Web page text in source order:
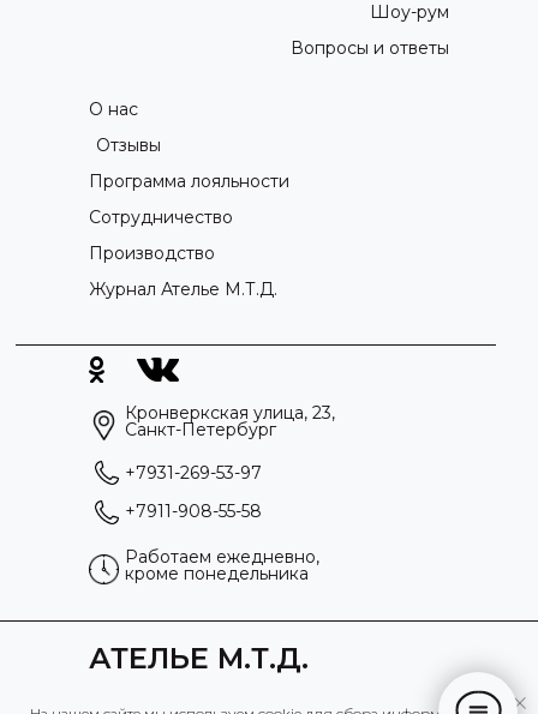
О нас
+7931-269-53-97
Отзывы
Производство
Сотрудничество
АТЕЛЬЕ М.Т.Д.
+7911-908-55-58
Работаем ежедневно,
кроме понедельника
Кронверкская улица, 23,
Санкт-Петербург
Программа лояльности
Шоу-рум
Вопросы и ответы
Журнал Ателье М.Т.Д.